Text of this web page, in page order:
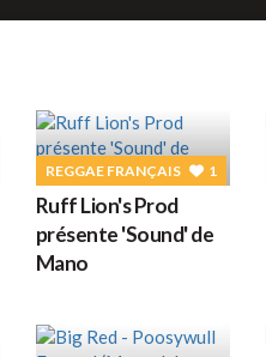
REGGAE FRANÇAIS 1
Ruff Lion's Prod
présente 'Sound' de
Mano